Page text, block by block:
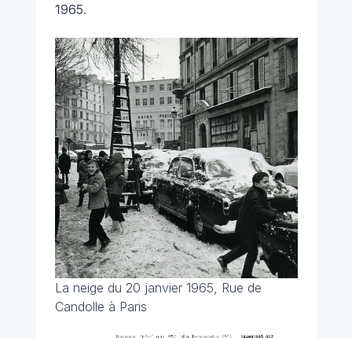
1965.
La neige du 20 janvier 1965, Rue de
Candolle à Paris